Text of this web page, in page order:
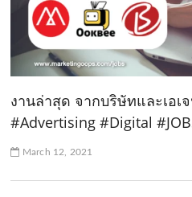
งานล่าสุด จากบริษัทและเอ
#Advertising #Digital
March 12, 2021